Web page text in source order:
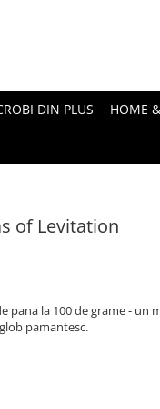
DIN PLUS HOME
of Levitation
pana la 100 de grame - un
pamantesc.